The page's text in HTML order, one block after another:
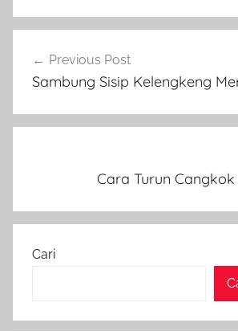
pos
Previous Post
Sambung Sisip Kelengkeng
Cara Turun
Cari